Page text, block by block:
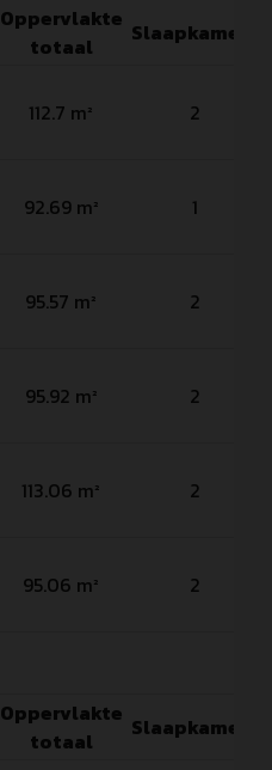
Oppervlakte
totaal
Slaapkamers
112.7 m² 2
92.69 m² 1
95.57 m² 2
95.92 m² 2
113.06 m² 2
95.06 m² 2
Oppervlakte
totaal
Slaapkamers